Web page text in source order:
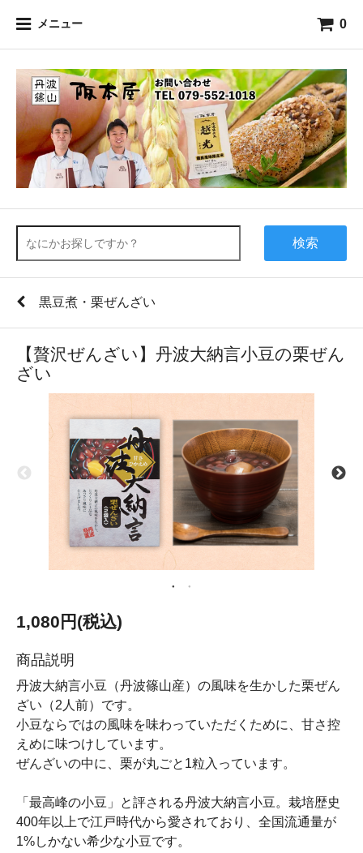
メニュー 0
検索
黒豆煮・栗ぜんざい
【贅沢ぜんざい】丹波大納言小豆の栗ぜん
ざい
1,080円(税込)
商品説明
丹波大納言小豆（丹波篠山産）の風味を生かした栗ぜん
ざい（2人前）です。
小豆ならではの風味を味わっていただくために、甘さ控
えめに味つけしています。
ぜんざいの中に、栗が丸ごと1粒入っています。
「最高峰の小豆」と評される丹波大納言小豆。栽培歴史
400年以上で江戸時代から愛されており、全国流通量が
1%しかない希少な小豆です。